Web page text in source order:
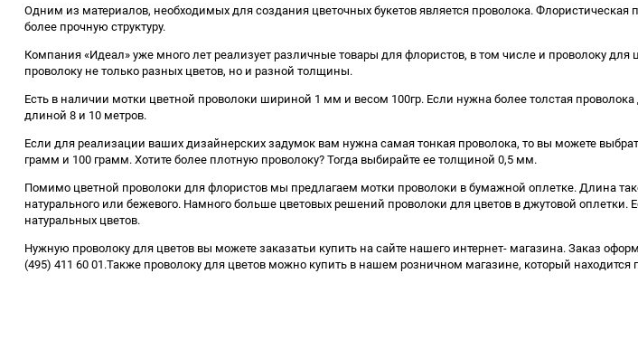
Одним из материалов, необходимых для создания цветочных букетов является проволока.
более прочную структуру.
Компания «Идеал» уже много лет реализует различные товары для флористов, в том числе и проволоку
проволоку не только разных цветов, но и разной толщины.
Есть в наличии мотки цветной проволоки шириной 1 мм и весом 100гр. Если нужна более толстая
длиной 8 и 10 метров.
Если для реализации ваших дизайнерских задумок вам нужна самая тонкая проволока, то вы можете
грамм и 100 грамм. Хотите более плотную проволоку? Тогда выбирайте ее толщиной 0,5 мм.
Помимо цветной проволоки для флористов мы предлагаем мотки проволоки в бумажной оплетке. Длина
натурального или бежевого. Намного больше цветовых решений проволоки для цветов в джутовой оплетки.
натуральных цветов.
Нужную проволоку для цветов вы можете заказатьи купить на сайте нашего интернет- магазина. Заказ
(495) 411 60 01.Также проволоку для цветов можно купить в нашем розничном магазине, который находится